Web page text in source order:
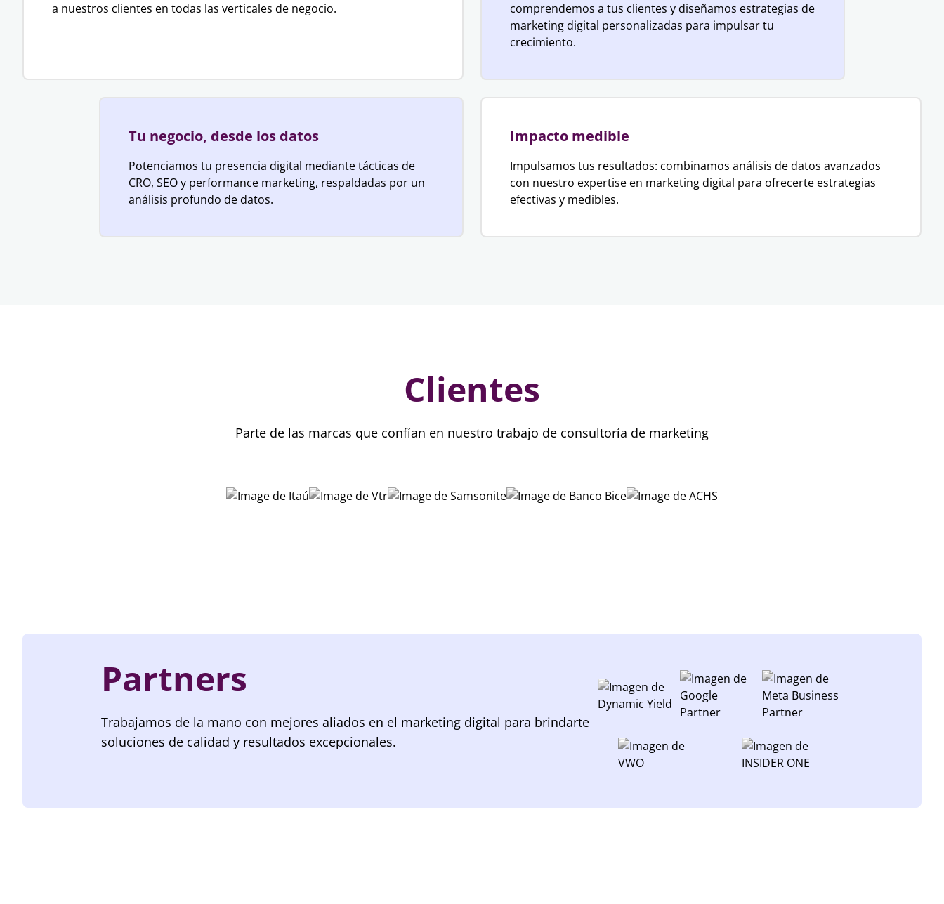
a nuestros clientes en todas las verticales de negocio.
comprendemos a tus clientes y diseñamos estrategias de
marketing digital personalizadas para impulsar tu
crecimiento.
Tu negocio, desde los datos
Potenciamos tu presencia digital mediante tácticas de
CRO, SEO y performance marketing, respaldadas por un
análisis profundo de datos.
Impacto medible
Impulsamos tus resultados: combinamos análisis de datos avanzados
con nuestro expertise en marketing digital para ofrecerte estrategias
efectivas y medibles.
Clientes
Parte de las marcas que confían en nuestro trabajo de consultoría de marketing
Partners
Trabajamos de la mano con mejores aliados en el marketing digital para brindarte
soluciones de calidad y resultados excepcionales.